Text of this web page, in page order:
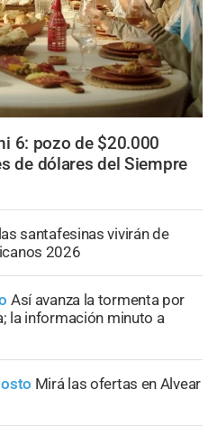
6: pozo de $20.000
de dólares del Siempre
santafesinas vivirán de
2026
Así avanza la tormenta por
la información minuto a
Mirá las ofertas en Alvear